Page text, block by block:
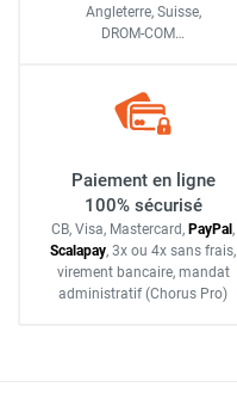
Angleterre, Suisse,
DROM-COM…
Paiement en ligne
100% sécurisé
CB, Visa, Mastercard, PayPal ,
Scalapay, 3x ou 4x sans frais,
virement bancaire, mandat
administratif (Chorus Pro)